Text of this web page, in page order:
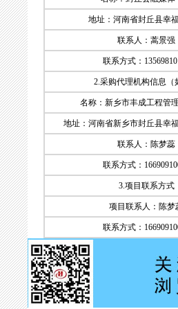
地址：河南省封丘县幸
联系人：蒿景强
联系方式：
2.采购代理机构信息（
名称：新乡市丰成工程管
地址：河南省新乡市封丘县幸
联系人：陈梦蕊
联系方式：
3.项目联系方式
项目联系人：陈梦
联系方式：